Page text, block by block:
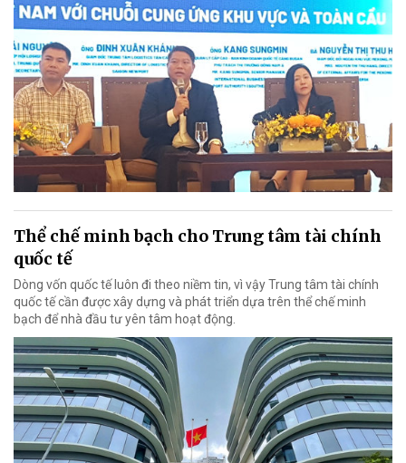
Thể chế minh bạch cho Trung tâm tài chính
quốc tế
Dòng vốn quốc tế luôn đi theo niềm tin, vì vậy Trung tâm tài chính
quốc tế cần được xây dựng và phát triển dựa trên thể chế minh
bạch để nhà đầu tư yên tâm hoạt động.